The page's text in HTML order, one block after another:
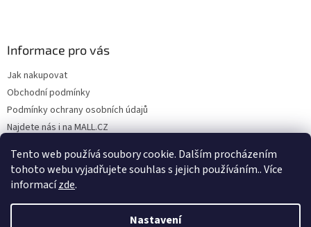
Tento web používá soubory cookie. Dalším procházením
tohoto webu vyjadřujete souhlas s jejich používáním.. Více
informacízde.
Nastavení
Informace pro vás
Jak nakupovat
Obchodní podmínky
Podmínky ochrany osobních údajů
Najdete nás i na MALL.CZ
Formulář pro uplatnění reklamace
Vytvořil Shoptet